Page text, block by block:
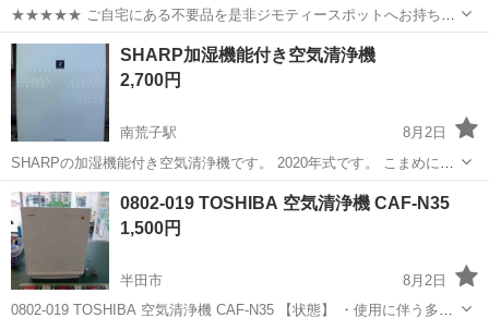
★★★★★ ご自宅にある不要品を是非ジモティースポットへお持ち込
みしませんか？ 家電、趣味・スポーツ・レジャー用品、こども用品、
衣料服飾品、生活雑貨、家具、本、CD・DVDなどが無料でまとめて持
ち込めます！ ※詳細はこ...
愛知 名古屋市 季節、空調家電 MORITA
SHARP加湿機能付き空気清浄機
2,700円
南荒子駅
8月2日
SHARPの加湿機能付き空気清浄機です。 2020年式です。 こまめに掃
除してましたので綺麗な方だと思います。 取扱説明書有ります。 投稿
するにあたり、エアーでフィルターを吹いて掃除しました。各部も拭
いておきました。
愛知 名古屋市 季節、空調家電
0802-019 TOSHIBA 空気清浄機 CAF-N35
1,500円
半田市
8月2日
0802-019 TOSHIBA 空気清浄機 CAF-N35 【状態】 ・使用に伴う多少